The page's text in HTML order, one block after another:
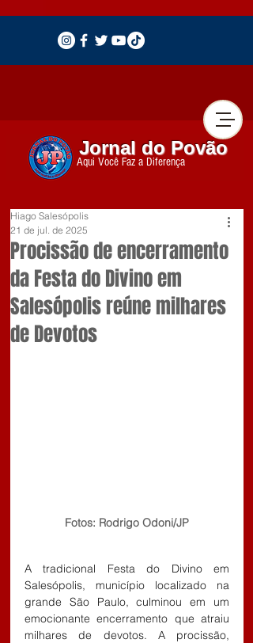
Jornal do Povão
Aqui Você Faz a Diferença
Procissão de encerramento
da Festa do Divino em
Salesópolis reúne milhares
de Devotos
Hiago Salesópolis
21 de jul. de 2025
Fotos: Rodrigo Odoni/JP
A tradicional Festa do Divino em
Salesópolis, município localizado na
grande São Paulo, culminou em um
emocionante encerramento que atraiu
milhares de devotos. A procissão,